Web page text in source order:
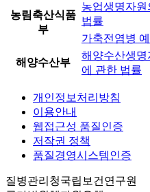
농림축산식품
부
농업생명자
법률
가축전염병
해양수산부
해양수산생명
에 관한 법률
개인정보처리방침
이용안내
웹접근성 품질인증
저작권 정책
품질경영시스템인증
질병관리청국립보건연구원